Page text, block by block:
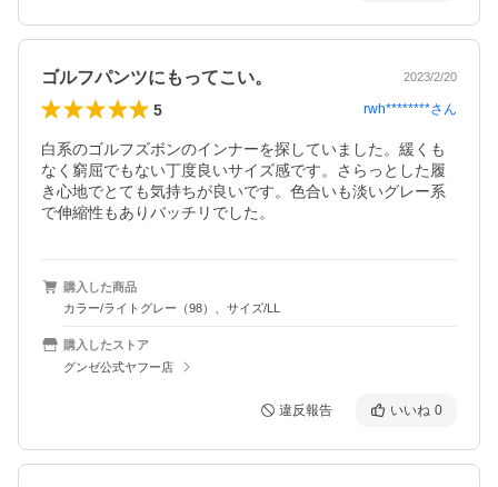
ゴルフパンツにもってこい。 2023/2/20
5 rwh********さん
白系のゴルフズボンのインナーを探していました。緩くも
なく窮屈でもない丁度良いサイズ感です。さらっとした履
き心地でとても気持ちが良いです。色合いも淡いグレー系
で伸縮性もありバッチリでした。
購入した商品
カラー/ライトグレー（98）、サイズ/LL
購入したストア
グンゼ公式ヤフー店
違反報告 いいね 0